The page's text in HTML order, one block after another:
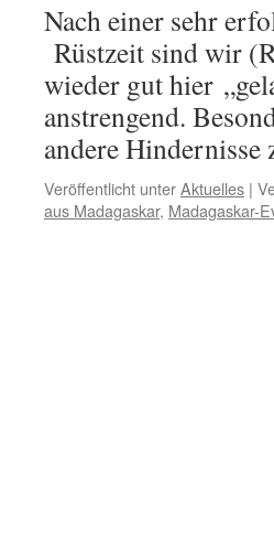
Nach einer sehr
Rüstzeit sind wir
wieder gut hier
anstrengend.
andere
Veröffentlicht unterAktuelles |
aus Madagaskar, Madagaskar-